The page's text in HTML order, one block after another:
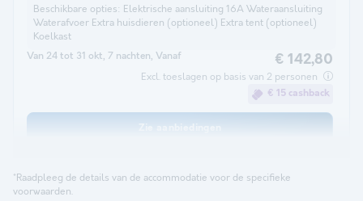
Beschikbare opties: Elektrische aansluiting 16A Wateraansluiting
Waterafvoer Extra huisdieren (optioneel) Extra tent (optioneel)
Koelkast
Van 24 tot 31 okt, 7 nachten, Vanaf € 142,80
Excl. toeslagen op basis van 2 personen
€ 15 cashback
*Raadpleeg de details van de accommodatie voor de specifieke
voorwaarden.